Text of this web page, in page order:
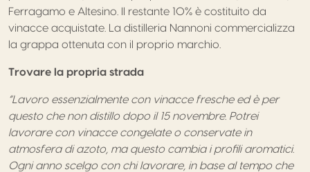
Ferragamo e Altesino. Il restante 10% è costituito da
vinacce acquistate. La distilleria Nannoni commercializza
la grappa ottenuta con il proprio marchio
Trovare la propria strada
“Lavoro essenzialmente con vinacce fresche ed è per
questo che non distillo dopo il 15 novembre. Potrei
lavorare con vinacce congelate o conservate in
atmosfera di azoto, ma questo cambia i profili aromatici.
Ogni anno scelgo con chi lavorare, in base al tempo che